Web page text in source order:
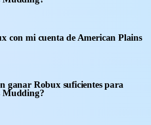
con mi cuenta de American Plains
ganar Robux suficientes para
Mudding?